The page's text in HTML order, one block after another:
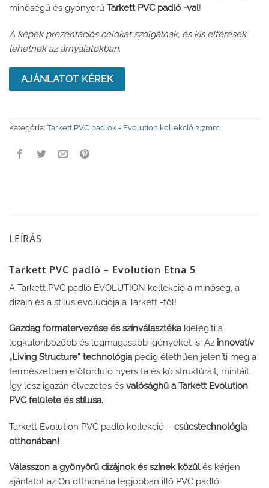
minőségű és gyönyörű Tarkett PVC padló -val!
A képek prezentációs célokat szolgálnak, és kis eltérések
lehetnek az árnyalatokban.
AJÁNLATOT KÉREK
Kategória: Tarkett PVC padlók - Evolution kollekció 2,7mm
LEÍRÁS
Tarkett PVC padló – Evolution Etna 5
A Tarkett PVC padló EVOLUTION kollekció a minőség, a
dizájn és a stílus evolúciója a Tarkett -től!
Gazdag formatervezése és színválasztéka kielégíti a
legkülönbözőbb és legmagasabb igényeket is. Az innovatív
„Living Structure” technológia pedig élethűen jeleníti meg a
természetben előforduló nyers fa és kő struktúráit, mintáit.
Így lesz igazán élvezetes és valósághű a Tarkett Evolution
PVC felülete és stílusa.
Tarkett Evolution PVC padló kollekció – csúcstechnológia
otthonában!
Válasszon a gyönyörű dizájnok és színek közülés kérjen
ajánlatot az Ön otthonába legjobban illő PVC padló